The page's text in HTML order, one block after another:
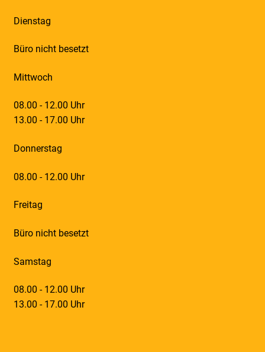
Dienstag
Büro nicht besetzt
Mittwoch
08.00 - 12.00 Uhr
13.00 - 17.00 Uhr
Donnerstag
08.00 - 12.00 Uhr
Freitag
Büro nicht besetzt
Samstag
08.00 - 12.00 Uhr
13.00 - 17.00 Uhr